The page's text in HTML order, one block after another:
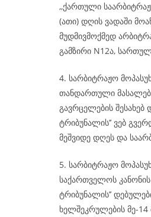
,,ქართული
(ათი) დღის ვადაში
მუდმივმოქმედ
გამზირი N12ა,
4. სარბიტრაჟო
თანდართული
გავრცელების
ტრიბუნალის’’ ვებ
მეშვიდე დღეს და
5. სარბიტრაჟო
საქართველოს
ტრიბუნალის’’
ხელშეკრულების მე-14